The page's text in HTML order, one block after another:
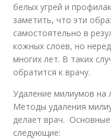
белых угрей и
заметить, что эти
самостоятельно в
кожных слоев, но
многих лет. В таких
обратится к врачу.
Удаление милиумов на
Методы удаления
делает врач.
следующие: